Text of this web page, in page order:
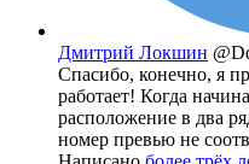
Дмитрий Локшин
Спасибо, конечно, я
работает! Когда
расположение в два
номер превью не